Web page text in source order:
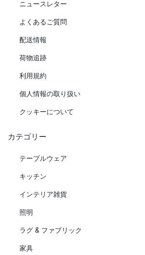
ニュースレター
よくあるご質問
配送情報
荷物追跡
利用規約
個人情報の取り扱い
クッキーについて
カテゴリー
テーブルウェア
キッチン
インテリア雑貨
照明
ラグ & ファブリック
家具